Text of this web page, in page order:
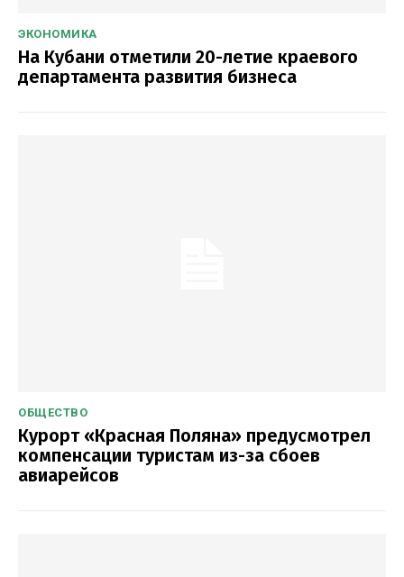
ЭКОНОМИКА
На Кубани отметили 20-летие краевого
департамента развития бизнеса
ОБЩЕСТВО
Курорт «Красная Поляна» предусмотрел
компенсации туристам из-за сбоев
авиарейсов